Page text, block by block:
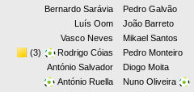
Bernardo Sarávia
Pedro Galvão
Luís Oom
João Barreto
Vasco Neves
Mikael Santos
(3)
Rodrigo Cóias
Pedro Monteiro
António Salvador
Diogo Moita
António Ruella
Nuno Oliveira